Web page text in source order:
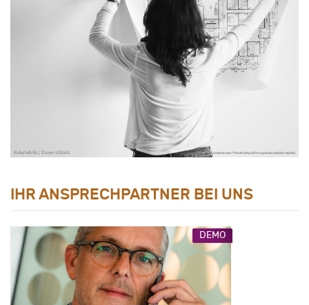
IHR ANSPRECHPARTNER BEI UNS
DEMO